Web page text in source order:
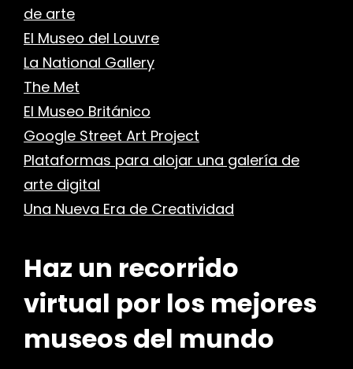
de arte
El Museo del Louvre
La National Gallery
The Met
El Museo Británico
Google Street Art Project
Plataformas para alojar una galería de
arte digital
Una Nueva Era de Creatividad
Haz un recorrido
virtual por los mejores
museos del mundo